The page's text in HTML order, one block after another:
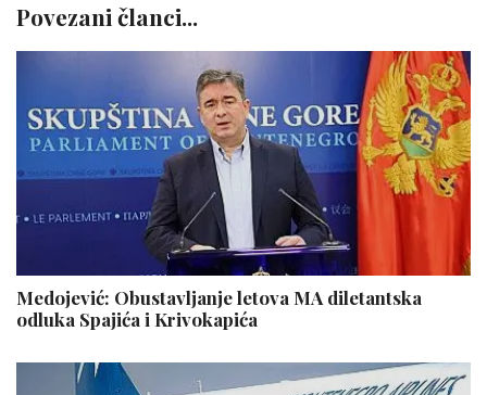
Povezani članci...
Medojević: Obustavljanje letova MA diletantska
odluka Spajića i Krivokapića